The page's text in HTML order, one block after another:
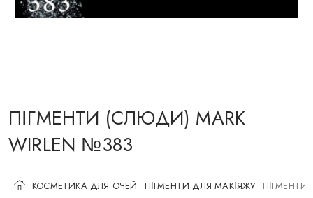
ПІГМЕНТИ (СЛЮДИ) MARK
WIRLEN №383
КОСМЕТИКА ДЛЯ ОЧЕЙ ПІГМЕНТИ ДЛЯ МАКІЯЖУ ПІГМЕНТИ